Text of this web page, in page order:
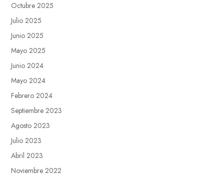
Octubre 2025
Julio 2025
Junio 2025
Mayo 2025
Junio 2024
Mayo 2024
Febrero 2024
Septiembre 2023
Agosto 2023
Julio 2023
Abril 2023
Noviembre 2022